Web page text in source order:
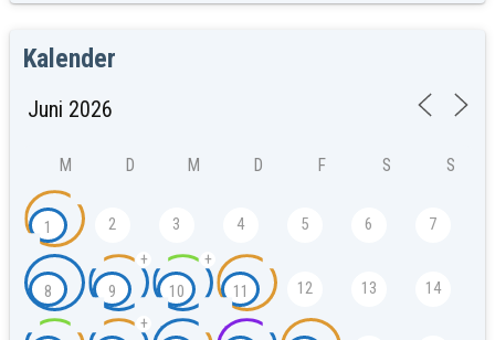
Kalender
M D M D F S S
1 2 3 4 5 6 7
8 9
+
10
+
11 12 13 14
+